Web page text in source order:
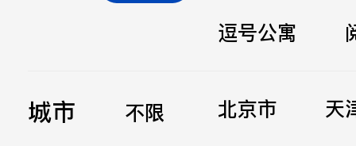
逗号公寓
城市 不限 北京市
天
立即提交